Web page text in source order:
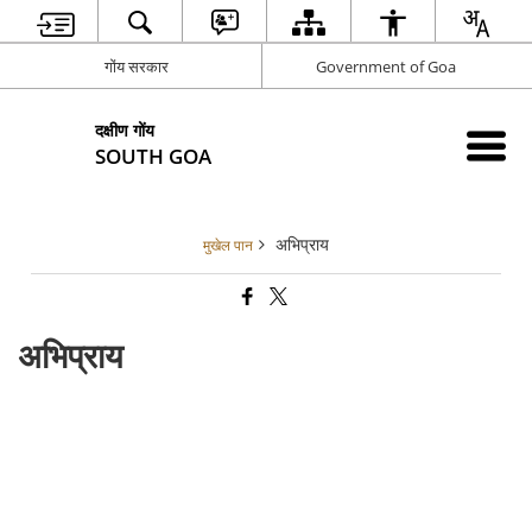
गोंय सरकार Government of Goa
दक्षीण गोंय
SOUTH GOA
मुखेल पान अभिप्राय
अभिप्राय